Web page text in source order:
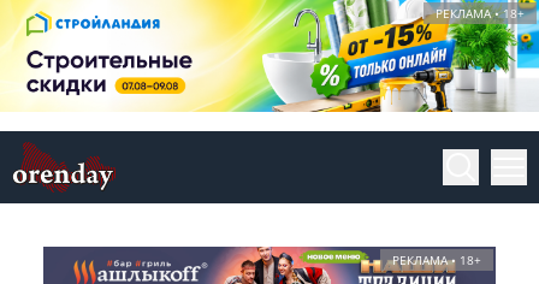
РЕКЛАМА • 18+
РЕКЛАМА • 18+